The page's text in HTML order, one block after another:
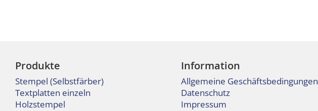
Produkte
Stempel (Selbstfärber)
Textplatten einzeln
Holzstempel
Information
Allgemeine Geschäftsbedingungen
Datenschutz
Impressum